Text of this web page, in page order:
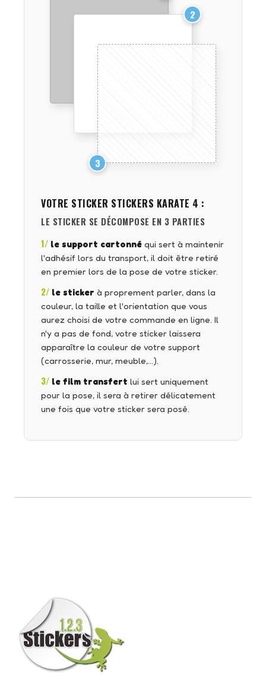
2
3
VOTRE STICKER STICKERS KARATE 4 :
LE STICKER SE DÉCOMPOSE EN 3 PARTIES
1/ le support cartonné qui sert à maintenir
l'adhésif lors du transport, il doit être retiré
en premier lors de la pose de votre sticker.
2/ le sticker à proprement parler, dans la
couleur, la taille et l'orientation que vous
aurez choisi de votre commande en ligne. Il
n'y a pas de fond, votre sticker laissera
apparaître la couleur de votre support
(carrosserie, mur, meuble,…).
3/ le film transfert lui sert uniquement
pour la pose, il sera à retirer délicatement
une fois que votre sticker sera posé.